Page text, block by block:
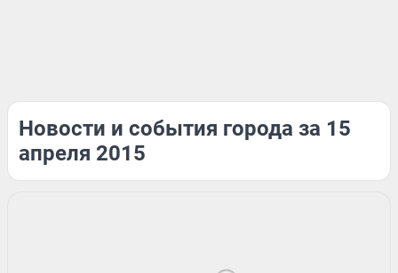
Новости и события города за 15
апреля 2015